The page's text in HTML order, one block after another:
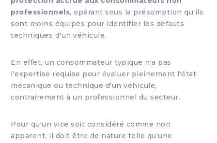
professionnels, opérant sous la présomption qu'ils
sont moins équipés pour identifier les défauts
techniques d'un véhicule.
En effet, un consommateur typique n'a pas
l'expertise requise pour évaluer pleinement l'état
mécanique ou technique d'un véhicule,
contrairement à un professionnel du secteur.
Pour qu'un vice soit considéré comme non
apparent, il doit être de nature telle qu'une